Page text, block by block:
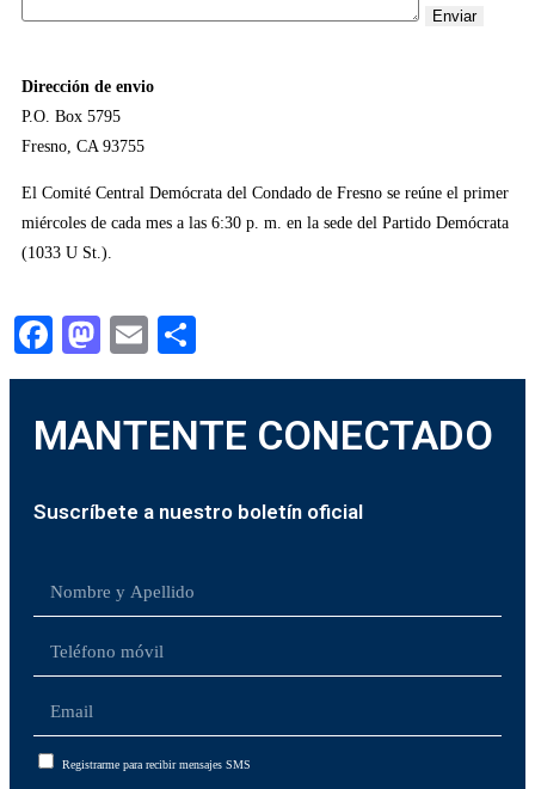
Dirección de envio
P.O. Box 5795
Fresno, CA 93755
El Comité Central Demócrata del Condado de Fresno se reúne el primer
miércoles de cada mes a las 6:30 p. m. en la sede del Partido Demócrata
(1033 U St.).
Facebook
Mastodon
Email
MANTENTE CONECTADO
Suscríbete a nuestro boletín oficial
Registrarme para recibir mensajes SMS